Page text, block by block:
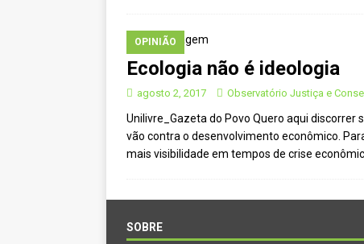
OJC INVESTIGA
[ outubro 3, 2022 ] Yanomami –
[ maio 16, 2022 ] Ameaças do
CIDADANIA
OPINIÃO
Ecologia não é ideologia
agosto 2, 2017 Observatório Justiça e
Unilivre_Gazeta do Povo Quero aqui discorrer
vão contra o desenvolvimento econômico.
mais visibilidade em tempos de crise
SOBRE